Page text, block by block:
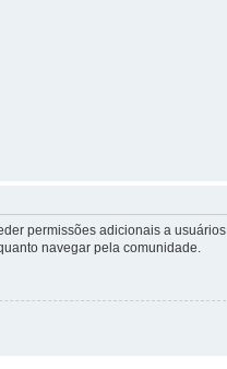
permissões adicionais a usuários
navegar pela comunidade.